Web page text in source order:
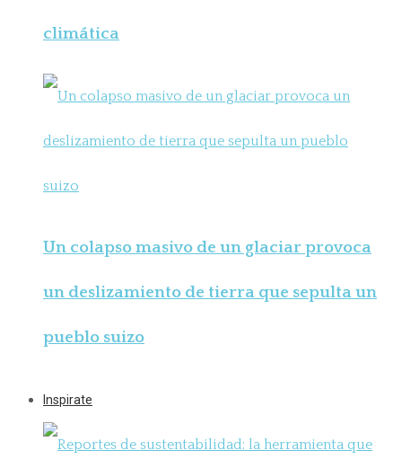
climática
Un colapso masivo de un glaciar provoca
un deslizamiento de tierra que sepulta un
pueblo suizo
Inspirate